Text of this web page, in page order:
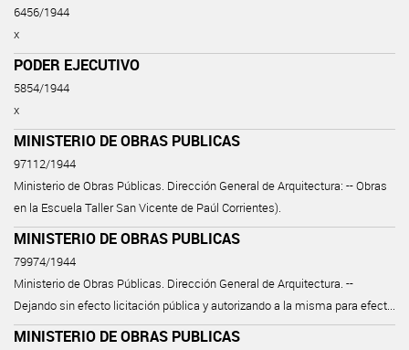
6456/1944
x
PODER EJECUTIVO
5854/1944
x
MINISTERIO DE OBRAS PUBLICAS
97112/1944
Ministerio de Obras Públicas. Dirección General de Arquitectura: -- Obras
en la Escuela Taller San Vicente de Paúl Corrientes).
MINISTERIO DE OBRAS PUBLICAS
79974/1944
Ministerio de Obras Públicas. Dirección General de Arquitectura. --
Dejando sin efecto licitación pública y autorizando a la misma para efect...
MINISTERIO DE OBRAS PUBLICAS